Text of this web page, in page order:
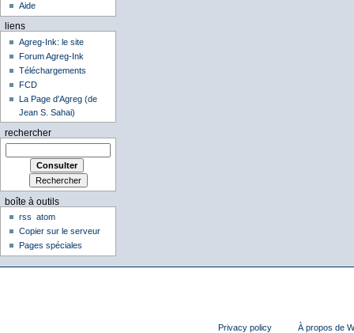
Aide
liens
Agreg-Ink: le site
Forum Agreg-Ink
Téléchargements
FCD
La Page d'Agreg (de
Jean S. Sahai)
rechercher
boîte à outils
rss
atom
Copier sur le serveur
Pages spéciales
Privacy policy À propos de